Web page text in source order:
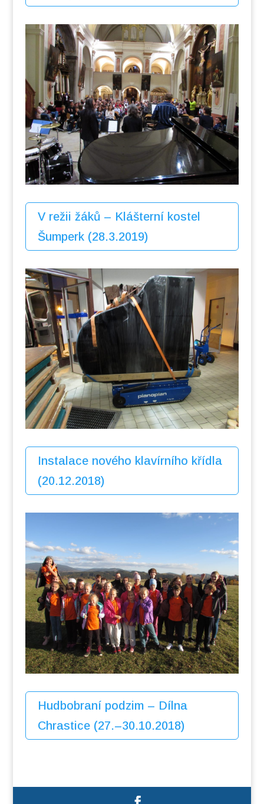
V režii žáků – Klášterní kostel
Šumperk (28.3.2019)
Instalace nového klavírního křídla
(20.12.2018)
Hudbobraní podzim – Dílna
Chrastice (27.–30.10.2018)